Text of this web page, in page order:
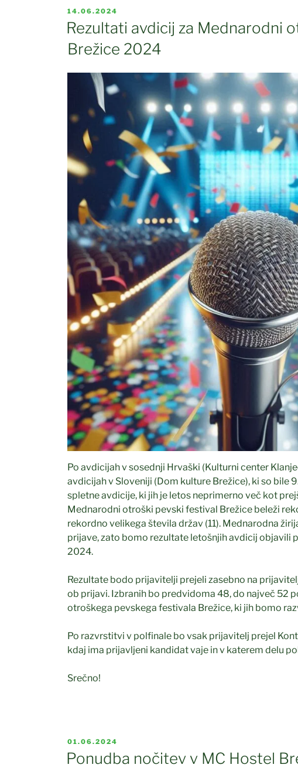
OBJAVLJENO
DNE
14.06.2024
Rezultati avdicij za Mednarodni
Brežice 2024
Po avdicijah v sosednji Hrvaški (Kulturni center
avdicijah v Sloveniji (Dom kulture Brežice), ki so bile
spletne avdicije, ki jih je letos neprimerno več kot
Mednarodni otroški pevski festival Brežice beleži
rekordno velikega števila držav (11). Mednarodna
prijave, zato bomo rezultate letošnjih avdicij objavili
2024.
Rezultate bodo prijavitelji prejeli zasebno na
ob prijavi. Izbranih bo predvidoma 48, do največ 52
otroškega pevskega festivala Brežice, ki jih bomo
Po razvrstitvi v polfinale bo vsak prijavitelj prejel
kdaj ima prijavljeni kandidat vaje in v katerem delu
Srečno!
OBJAVLJENO
DNE
01.06.2024
Ponudba nočitev v MC Hostel